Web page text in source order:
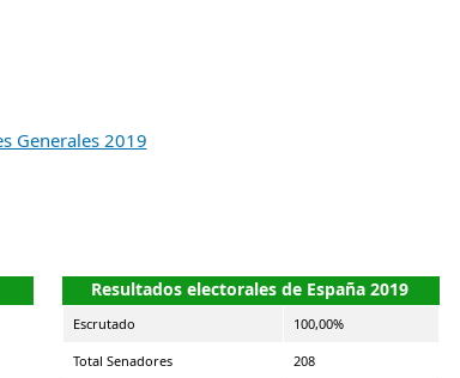
Generales 2019
Resultados electorales de España 2019
Escrutado 100,00%
Total Senadores 208